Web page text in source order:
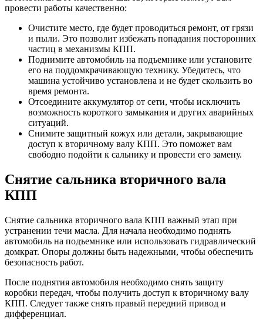
провести работы качественно:
Очистите место, где будет проводиться ремонт, от грязи
и пыли. Это позволит избежать попадания посторонних
частиц в механизмы КПП.
Поднимите автомобиль на подъемнике или установите
его на поддомкрачивающую технику. Убедитесь, что
машина устойчиво установлена и не будет скользить во
время ремонта.
Отсоедините аккумулятор от сети, чтобы исключить
возможность короткого замыкания и других аварийных
ситуаций.
Снимите защитный кожух или детали, закрывающие
доступ к вторичному валу КПП. Это поможет вам
свободно подойти к сальнику и провести его замену.
Снятие сальника вторичного вала
КПП
Снятие сальника вторичного вала КПП важный этап при
устранении течи масла. Для начала необходимо поднять
автомобиль на подъемнике или использовать гидравлический
домкрат. Опоры должны быть надежными, чтобы обеспечить
безопасность работ.
После поднятия автомобиля необходимо снять защиту
коробки передач, чтобы получить доступ к вторичному валу
КПП. Следует также снять правый передний привод и
дифференциал.